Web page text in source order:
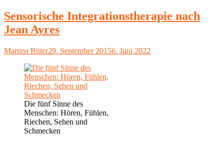
Hörkur"
Sensorische Integrationstherapie nach
Jean Ayres
Autor
Martina RüterVeröffentlicht
29. September 20156. Juni 2022
Die fünf Sinne des
Menschen: Hören, Fühlen,
Riechen, Sehen und
Schmecken